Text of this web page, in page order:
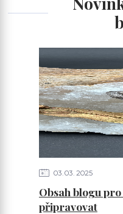
03 03 2025
Obsah blogu
připravovat